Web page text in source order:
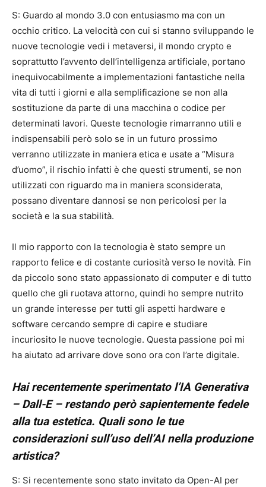
S: Guardo al mondo 3.0 con entusiasmo ma con un
occhio critico. La velocità con cui si stanno sviluppando le
nuove tecnologie vedi i metaversi, il mondo crypto e
soprattutto l’avvento dell’intelligenza artificiale, portano
inequivocabilmente a implementazioni fantastiche nella
vita di tutti i giorni e alla semplificazione se non alla
sostituzione da parte di una macchina o codice per
determinati lavori. Queste tecnologie rimarranno utili e
indispensabili però solo se in un futuro prossimo
verranno utilizzate in maniera etica e usate a “Misura
d’uomo”, il rischio infatti è che questi strumenti, se non
utilizzati con riguardo ma in maniera sconsiderata,
possano diventare dannosi se non pericolosi per la
società e la sua stabilità.
Il mio rapporto con la tecnologia è stato sempre un
rapporto felice e di costante curiosità verso le novità. Fin
da piccolo sono stato appassionato di computer e di tutto
quello che gli ruotava attorno, quindi ho sempre nutrito
un grande interesse per tutti gli aspetti hardware e
software cercando sempre di capire e studiare
incuriosito le nuove tecnologie. Questa passione poi mi
ha aiutato ad arrivare dove sono ora con l’arte digitale.
Hai recentemente sperimentato l’IA Generativa
– Dall-E – restando però sapientemente fedele
alla tua estetica. Quali sono le tue
considerazioni sull’uso dell’AI nella produzione
artistica?
S: Si recentemente sono stato invitato da Open-AI per